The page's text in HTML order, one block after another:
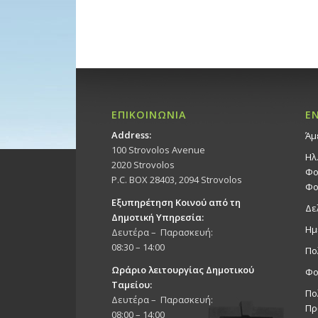
ΕΠΙΚΟΙΝΩΝΙΑ
Address:
100 Strovolos Avenue
2020 Strovolos
P.C. BOX 28403, 2094 Strovolos
Εξυπηρέτηση Κοινού από τη
Δημοτική Υπηρεσία:
Δευτέρα – Παρασκευή:
08:30 – 14:00
Ωράριο λειτουργίας Δημοτικού
Ταμείου:
Δευτέρα – Παρασκευή:
08:00 – 14:00